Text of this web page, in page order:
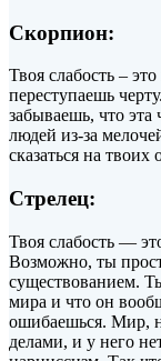
Скорпион:
Твоя слабость –
переступаешь
забываешь, что
людей из-за
сказаться на твоих
Стрелец:
Твоя слабость —
Возможно, ты
существованием.
мира и что он
ошибаешься. Мир,
делами, и у него